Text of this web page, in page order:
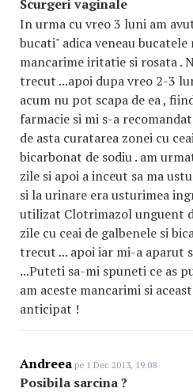
Scurgeri vaginale
In urma cu vreo 3 luni am
bucati" adica veneau
mancarime iritatie si rosata .
trecut ...apoi dupa vreo 2-3
acum nu pot scapa de ea ,
farmacie si mi s-a
de asta curatarea zonei cu
bicarbonat de sodiu . am
zile si apoi a inceut sa ma
si la urinare era usturimea
utilizat Clotrimazol unguent
zile cu ceai de galbenele si
trecut ... apoi iar mi-a aparut
...Puteti sa-mi spuneti ce as
am aceste mancarimi si
anticipat !
Andreea pe 1 Dec 2013, 19:08
Posibila sarcina ?